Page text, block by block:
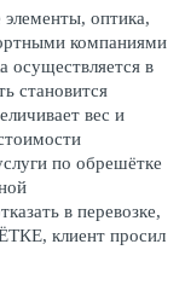
оптика,
компаниями
осуществляется в
становится
вес и
по обрешётке
в перевозке,
клиент просил